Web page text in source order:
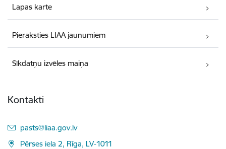
Lapas karte
Pieraksties LIAA jaunumiem
Sīkdatņu izvēles maiņa
Kontakti
E-pasts:
pasts@liaa.gov.lv
Pērses iela 2, Rīga, LV-1011